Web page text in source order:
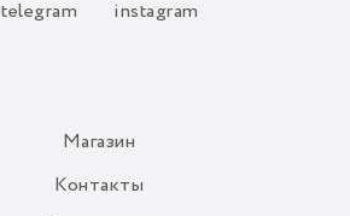
telegram instagram
Магазин
Контакты